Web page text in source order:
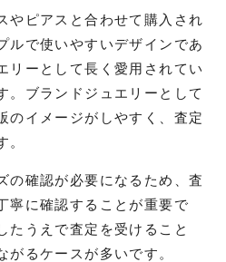
やピアスと合わせて購入され
ルで使いやすいデザインであ
リーとして長く愛用されてい
。ブランドジュエリーとして
のイメージがしやすく、査定
。
の確認が必要になるため、査
寧に確認することが重要で
たうえで査定を受けること
がるケースが多いです。